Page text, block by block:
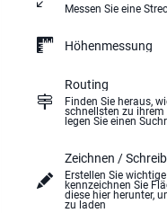
Messen Sie eine
Höhenmessung
Routing
Finden Sie heraus,
schnellsten zu
legen Sie einen
Zeichnen /
Erstellen Sie
kennzeichnen Sie
diese hier herunter,
zu laden